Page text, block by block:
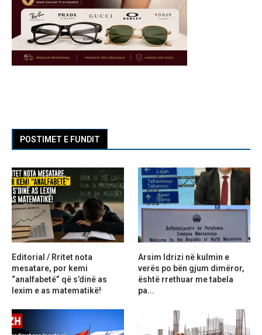
POSTIMET E FUNDIT
Editorial / Rritet nota
mesatare, por kemi
“analfabetë” që s’dinë as
lexim e as matematikë!
Arsim Idrizi në kulmin e
verës po bën gjum dimëror,
është rrethuar me tabela
pa...